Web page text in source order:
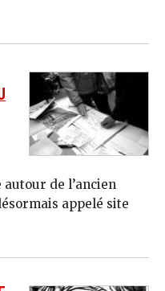
de l’ancien
appelé site